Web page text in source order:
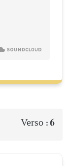
Verso :6